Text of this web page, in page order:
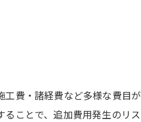
費・諸経費など多様な費目が
ことで、追加費用発生のリス